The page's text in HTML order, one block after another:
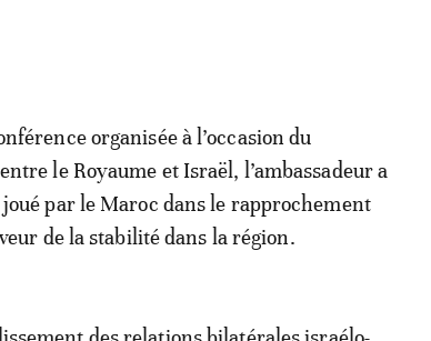
organisée à l’occasion du
le Royaume et Israël, l’ambassadeur a
par le Maroc dans le rapprochement
de la stabilité dans la région.